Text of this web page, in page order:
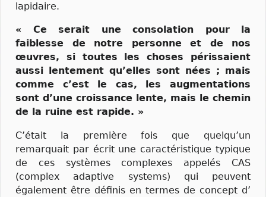
lapidaire.
« Ce serait une consolation pour la
faiblesse de notre personne et de nos
œuvres, si toutes les choses périssaient
aussi lentement qu’elles sont nées ; mais
comme c’est le cas, les augmentations
sont d’une croissance lente, mais le chemin
de la ruine est rapide. »
C’était la première fois que quelqu’un
remarquait par écrit une caractéristique typique
de ces systèmes complexes appelés CAS
(complex adaptive systems) qui peuvent
également être définis en termes de concept d’